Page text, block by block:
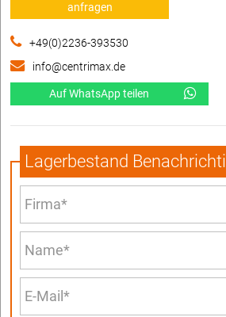
anfragen
+49(0)2236-393530
info@centrimax.de
Auf WhatsApp teilen
Lagerbestand